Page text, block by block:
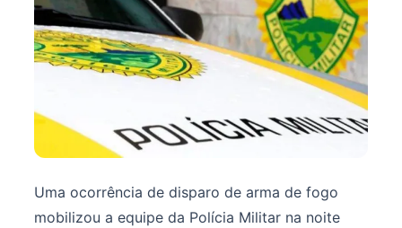
Uma ocorrência de disparo de arma de fogo
mobilizou a equipe da Polícia Militar na noite